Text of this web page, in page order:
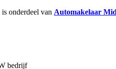
is onderdeel van Automakelaar